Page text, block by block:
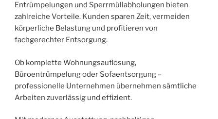
Entrümpelungen und Sperrmüllabholungen bieten
zahlreiche Vorteile. Kunden sparen Zeit, vermeiden
körperliche Belastung und profitieren von
fachgerechter Entsorgung.
Ob komplette Wohnungsauflösung,
Büroentrümpelung oder Sofaentsorgung –
professionelle Unternehmen übernehmen sämtliche
Arbeiten zuverlässig und effizient.